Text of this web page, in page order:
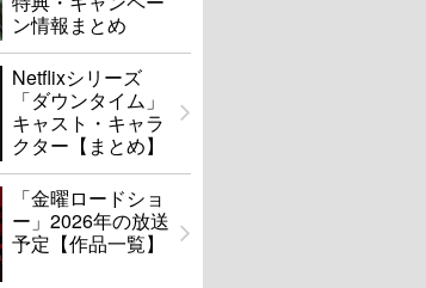
ン情報まとめ
Netflixシリーズ
「ダウンタイム」
キャスト・キャラ
クター【まとめ】
「金曜ロードショ
ー」2026年の放送
予定【作品一覧】